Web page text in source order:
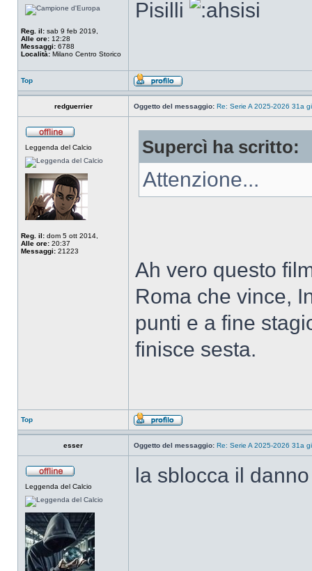
Reg. il: sab 9 feb 2019,
Alle ore: 12:28
Messaggi: 6788
Località: Milano Centro Storico
Pisilli
Top
redguerrier Oggetto del messaggio: Re: Serie A 2025-2026 31a
Leggenda del Calcio
Reg. il: dom 5 ott 2014,
Alle ore: 20:37
Messaggi: 21223
Supercì ha scritto:
Attenzione...
Ah vero questo
Roma che vince,
punti e a fine
finisce sesta.
Top
esser Oggetto del messaggio: Re: Serie A 2025-2026 31a
Leggenda del Calcio la sblocca il